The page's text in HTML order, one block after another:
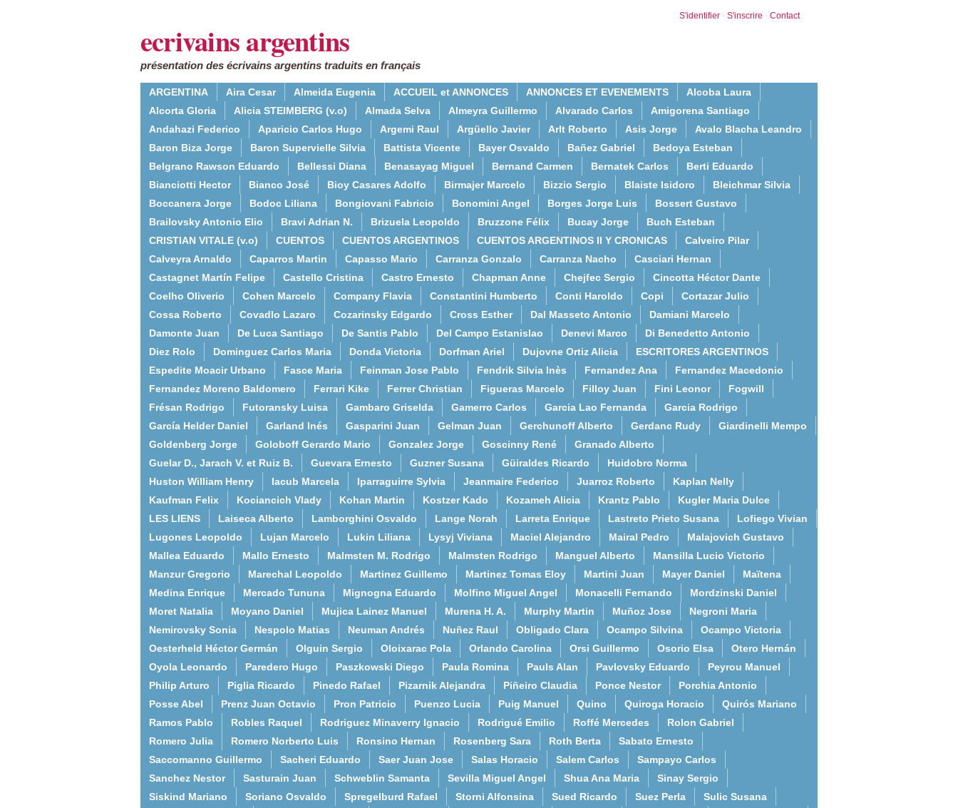
S'identifier - S'inscrire - Contact
ecrivains argentins
présentation des écrivains argentins traduits en français
ARGENTINA Aira Cesar Almeida Eugenia ACCUEIL et ANNONCES ANNONCES ET EVENEMENTS
Alcoba Laura
Alcorta Gloria
Alicia STEIMBERG (v.o) Almada Selva Almeyra Guillermo Alvarado Carlos
Amigorena Santiago
Andahazi Federico
Aparicio Carlos Hugo Argemi Raul Argüello Javier Arlt Roberto Asis Jorge
Avalo Blacha Leandro
Baron Biza Jorge
Baron Supervielle Silvia Battista Vicente Bayer Osvaldo Bañez Gabriel
Bedoya Esteban
Belgrano Rawson Eduardo
Bellessi Diana Benasayag Miguel Bernand Carmen Bernatek Carlos
Berti Eduardo
Bianciotti Hector
Bianco José Bioy Casares Adolfo Birmajer Marcelo Bizzio Sergio Blaiste Isidoro
Bleichmar Silvia
Boccanera Jorge
Bodoc Liliana Bongiovani Fabricio Bonomini Angel Borges Jorge Luis
Bossert Gustavo
Brailovsky Antonio Elio
Bravi Adrian N. Brizuela Leopoldo Bruzzone Félix Bucay Jorge
Buch Esteban
CRISTIAN VITALE (v.o)
CUENTOS CUENTOS ARGENTINOS CUENTOS ARGENTINOS II Y CRONICAS
Calveiro Pilar
Calveyra Arnaldo
Caparros Martin Capasso Mario Carranza Gonzalo Carranza Nacho
Casciari Hernan
Castagnet Martín Felipe
Castello Cristina Castro Ernesto Chapman Anne Chejfec Sergio
Cincotta Héctor Dante
Coelho Oliverio
Cohen Marcelo Company Flavia Constantini Humberto Conti Haroldo Copi
Cortazar Julio
Cossa Roberto
Covadlo Lazaro Cozarinsky Edgardo Cross Esther Dal Masseto Antonio
Damiani Marcelo
Damonte Juan
De Luca Santiago De Santis Pablo Del Campo Estanislao Denevi Marco
Di Benedetto Antonio
Diez Rolo
Dominguez Carlos Maria Donda Victoria Dorfman Ariel Dujovne Ortiz Alicia
ESCRITORES ARGENTINOS
Espedite Moacir Urbano
Fasce Maria Feinman Jose Pablo Fendrik Silvia Inès Fernandez Ana
Fernandez Macedonio
Fernandez Moreno Baldomero
Ferrari Kike Ferrer Christian Figueras Marcelo Filloy Juan Fini Leonor
Fogwill
Frésan Rodrigo
Futoransky Luisa Gambaro Griselda Gamerro Carlos Garcia Lao Fernanda
Garcia Rodrigo
García Helder Daniel
Garland Inés Gasparini Juan Gelman Juan Gerchunoff Alberto Gerdanc Rudy
Giardinelli Mempo
Goldenberg Jorge
Goloboff Gerardo Mario Gonzalez Jorge Goscinny René
Granado Alberto
Guelar D., Jarach V. et Ruiz B.
Guevara Ernesto Guzner Susana Güiraldes Ricardo
Huidobro Norma
Huston William Henry
Iacub Marcela Iparraguirre Sylvia Jeanmaire Federico Juarroz Roberto
Kaplan Nelly
Kaufman Felix
Kociancich Vlady Kohan Martin Kostzer Kado Kozameh Alicia Krantz Pablo
Kugler Maria Dulce
LES LIENS
Laiseca Alberto Lamborghini Osvaldo Lange Norah Larreta Enrique Lastreto Prieto Susana
Lofiego Vivian
Lugones Leopoldo
Lujan Marcelo Lukin Liliana Lysyj Viviana Maciel Alejandro Mairal Pedro
Malajovich Gustavo
Mallea Eduardo
Mallo Ernesto Malmsten M. Rodrigo Malmsten Rodrigo Manguel Alberto
Mansilla Lucio Victorio
Manzur Gregorio
Marechal Leopoldo Martinez Guillemo Martinez Tomas Eloy Martini Juan Mayer Daniel
Maïtena
Medina Enrique
Mercado Tununa Mignogna Eduardo Molfino Miguel Angel Monacelli Fernando
Mordzinski Daniel
Moret Natalia
Moyano Daniel Mujica Lainez Manuel Murena H. A. Murphy Martin Muñoz Jose
Negroni Maria
Nemirovsky Sonia
Nespolo Matias Neuman Andrés Nuñez Raul Obligado Clara Ocampo Silvina
Ocampo Victoria
Oesterheld Héctor Germán
Olguin Sergio Oloixarac Pola Orlando Carolina Orsi Guillermo Osorio Elsa
Otero Hernán
Oyola Leonardo
Paredero Hugo Paszkowski Diego Paula Romina Pauls Alan Pavlovsky Eduardo
Peyrou Manuel
Philip Arturo
Piglia Ricardo Pinedo Rafael Pizarnik Alejandra Piñeiro Claudia Ponce Nestor
Porchia Antonio
Posse Abel
Prenz Juan Octavio Pron Patricio Puenzo Lucia Puig Manuel Quino Quiroga Horacio
Quirós Mariano
Ramos Pablo
Robles Raquel Rodriguez Minaverry Ignacio Rodrigué Emilio Roffé Mercedes
Rolon Gabriel
Romero Julia
Romero Norberto Luis Ronsino Hernan Rosenberg Sara Roth Berta
Sabato Ernesto
Saccomanno Guillermo
Sacheri Eduardo Saer Juan Jose Salas Horacio Salem Carlos
Sampayo Carlos
Sanchez Nestor
Sasturain Juan Schweblin Samanta Sevilla Miguel Angel Shua Ana Maria
Sinay Sergio
Siskind Mariano
Soriano Osvaldo Spregelburd Rafael Storni Alfonsina Sued Ricardo Suez Perla
Sulic Susana